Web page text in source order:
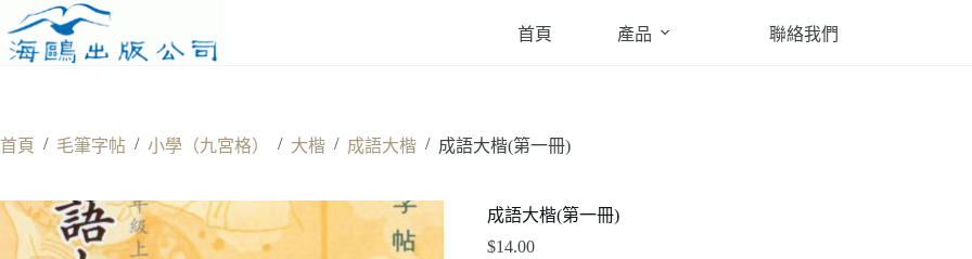
to
content
首頁 產品 聯絡我們
首頁 / 毛筆字帖 / 小學（九宮格） / 大楷 / 成語大楷 / 成語大楷(第一冊)
成語大楷(第一冊)
$14.00